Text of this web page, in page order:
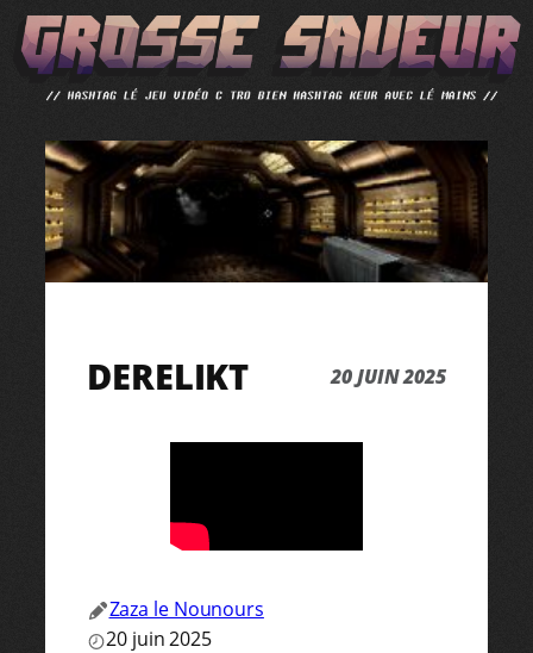
ALLER
AU
CONTENU
DERELIKT 20 JUIN 2025
Zaza le Nounours
20 juin 2025